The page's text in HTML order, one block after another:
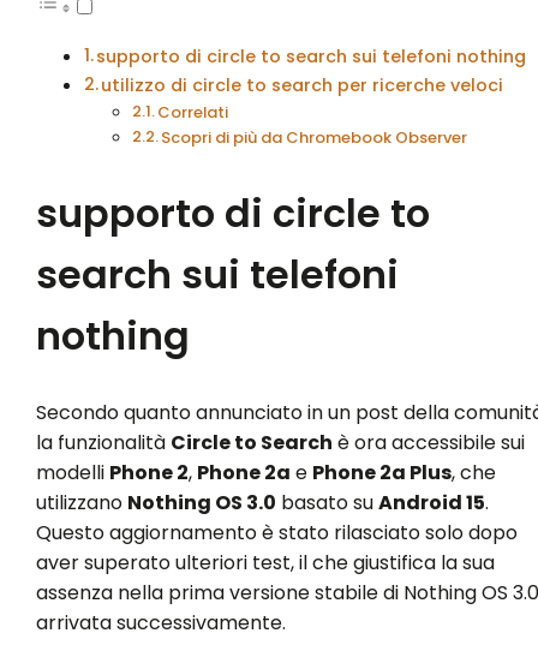
supporto di circle to search sui telefoni nothing
utilizzo di circle to search per ricerche veloci
Correlati
Scopri di più da Chromebook Observer
supporto di circle to
search sui telefoni
nothing
Secondo quanto annunciato in un post della
la funzionalità Circle to Search è ora accessibile sui
modelli Phone 2, Phone 2a e Phone 2a Plus, che
utilizzano Nothing OS 3.0 basato suAndroid 15.
Questo aggiornamento è stato rilasciato solo dopo
aver superato ulteriori test, il che giustifica la sua
assenza nella prima versione stabile di Nothing OS
arrivata successivamente.